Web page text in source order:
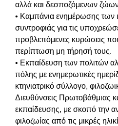
αλλά και δεσποζόμενων
• Καμπάνια ενημέρωσης των
συντροφιάς για τις
προβλεπόμενες κυρώσεις
περίπτωση μη τήρησή τους.
• Εκπαίδευση των πολιτών
πόλης με ενημερωτικές
κτηνιατρικό σύλλογο,
Διευθύνσεις Πρωτοβάθμιας
εκπαίδευσης, με σκοπό την
φιλοζωίας από τις μικρές